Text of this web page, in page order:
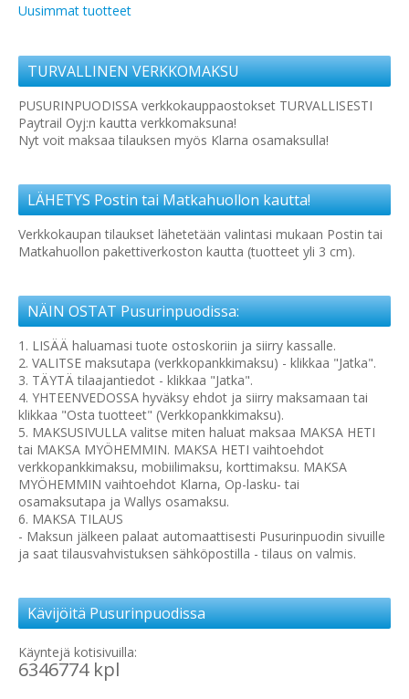
Uusimmat tuotteet
TURVALLINEN VERKKOMAKSU
PUSURINPUODISSA verkkokauppaostokset TURVALLISESTI
Paytrail Oyj:n kautta verkkomaksuna!
Nyt voit maksaa tilauksen myös Klarna osamaksulla!
LÄHETYS Postin tai Matkahuollon kautta!
Verkkokaupan tilaukset lähetetään valintasi mukaan Postin tai
Matkahuollon pakettiverkoston kautta (tuotteet yli 3 cm).
NÄIN OSTAT Pusurinpuodissa:
1. LISÄÄ haluamasi tuote ostoskoriin ja siirry kassalle.
2. VALITSE maksutapa (verkkopankkimaksu) - klikkaa "Jatka".
3. TÄYTÄ tilaajantiedot - klikkaa "Jatka".
4. YHTEENVEDOSSA hyväksy ehdot ja siirry maksamaan tai
klikkaa "Osta tuotteet" (Verkkopankkimaksu).
5. MAKSUSIVULLA valitse miten haluat maksaa MAKSA HETI
tai MAKSA MYÖHEMMIN. MAKSA HETI vaihtoehdot
verkkopankkimaksu, mobiilimaksu, korttimaksu. MAKSA
MYÖHEMMIN vaihtoehdot Klarna, Op-lasku- tai
osamaksutapa ja Wallys osamaksu.
6. MAKSA TILAUS
- Maksun jälkeen palaat automaattisesti Pusurinpuodin sivuille
ja saat tilausvahvistuksen sähköpostilla - tilaus on valmis.
Kävijöitä Pusurinpuodissa
Käyntejä kotisivuilla:
6346774 kpl